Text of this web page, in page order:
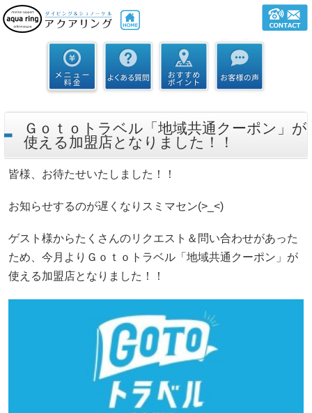
Ｇｏｔｏトラベル「地域共通クーポン」が
使える加盟店となりました！！
皆様、お待たせいたしました！！
お知らせするのが遅くなりスミマセン(>_<)
ゲスト様からたくさんのリクエスト＆問い合わせがあった
ため、今月よりＧｏｔｏトラベル「地域共通クーポン」が
使える加盟店となりました！！